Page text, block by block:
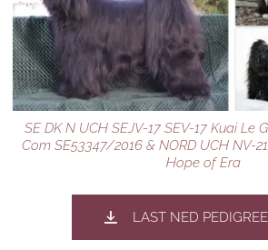
SE DK N UCH SEJV-17 SEV-17 Kuai Le
Com SE53347/2016 & NORD UCH NV-
Hope of Era
LAST NED